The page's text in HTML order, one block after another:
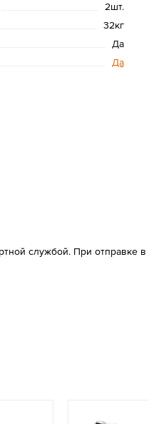
2шт.
32кг
Да
Да
службой. При отправке